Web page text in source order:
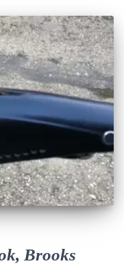
Brooks